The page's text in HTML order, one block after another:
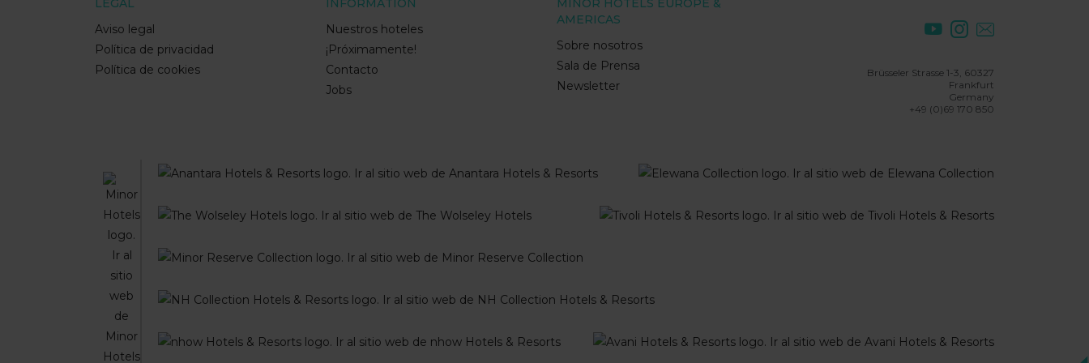
LEGAL
Aviso legal
Política de privacidad
Política de cookies
INFORMATION
Nuestros hoteles
¡Próximamente!
Contacto
Jobs
MINOR HOTELS EUROPE &
AMERICAS
Sobre nosotros
Sala de Prensa
Newsletter
Brüsseler Strasse 1-3, 60327
Frankfurt
Germany
+49 (0)69 170 850